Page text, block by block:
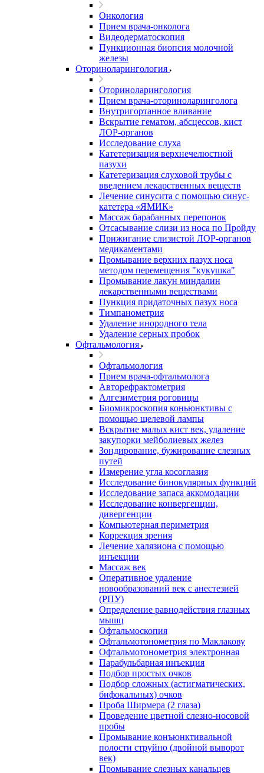
Онкология
Прием врача-онколога
Видеодерматоскопия
Пункционная биопсия молочной
железы
Оториноларингология
Оториноларингология
Прием врача-оториноларинголога
Внутригортанное вливание
Вскрытие гематом, абсцессов, кист
ЛОР-органов
Исследование слуха
Катетеризация верхнечелюстной
пазухи
Катетеризация слуховой трубы с
введением лекарственных веществ
Лечение синусита с помощью синус-
катетера «ЯМИК»
Массаж барабанных перепонок
Отсасывание слизи из носа по Пройду
Прижигание слизистой ЛОР-органов
медикаментами
Промывание верхних пазух носа
методом перемещения "кукушка"
Промывание лакун миндалин
лекарственными веществами
Пункция придаточных пазух носа
Тимпанометрия
Удаление инородного тела
Удаление серных пробок
Офтальмология
Офтальмология
Прием врача-офтальмолога
Авторефрактометрия
Алгезиметрия роговицы
Биомикроскопия коньюнктивы с
помощью щелевой лампы
Вскрытие малых кист век, удаление
закупорки мейболиевых желез
Зондирование, бужирование слезных
путей
Измерение угла косоглазия
Исследование бинокулярных функций
Исследование запаса аккомодации
Исследование конвергенции,
дивергенции
Компьютерная периметрия
Коррекция зрения
Лечение халязиона с помощью
инъекции
Массаж век
Оперативное удаление
новообразований век с анестезией
(РПУ)
Определение равнодействия глазных
мышц
Офтальмоскопия
Офтальмотонометрия по Маклакову
Офтальмотонометрия электронная
Парабульбарная инъекция
Подбор простых очков
Подбор сложных (астигматических,
бифокальных) очков
Проба Ширмера (2 глаза)
Проведение цветной слезно-носовой
пробы
Промывание конъюнктивальной
полости струйно (двойной выворот
век)
Промывание слезных канальцев